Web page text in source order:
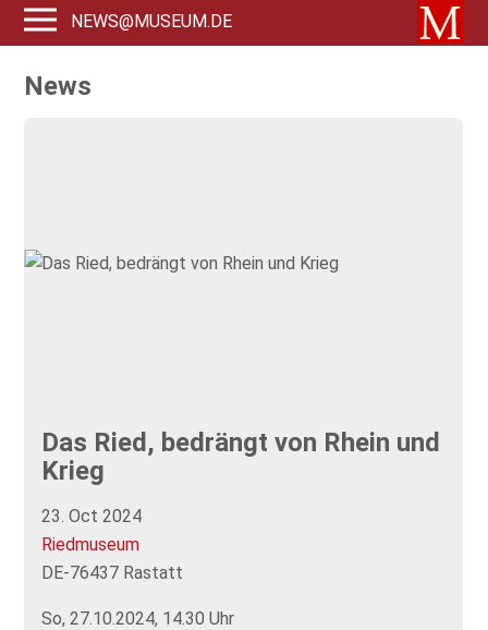
NEWS@MUSEUM.DE
News
Das Ried, bedrängt von Rhein und
Krieg
23. Oct 2024
Riedmuseum
DE-76437 Rastatt
So, 27.10.2024, 14.30 Uhr